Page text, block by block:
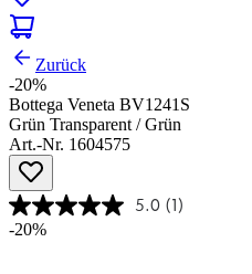
Zurück
-20%
Bottega Veneta BV1241S
Grün Transparent / Grün
Art.-Nr. 1604575
5.0 (1)
-20%